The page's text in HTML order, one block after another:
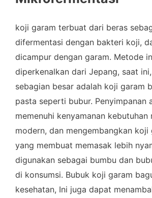
koji garam terbuat dari beras
difermentasi dengan bakteri koji,
dicampur dengan garam. Metode
diperkenalkan dari Jepang, saat
sebagian besar adalah koji garam
pasta seperti bubur. Penyimpanan
memenuhi kenyamanan kebutuhan
modern, dan mengembangkan koji
yang membuat memasak lebih
digunakan sebagai bumbu dan
di konsumsi. ​​Bubuk koji garam
kesehatan, Ini juga dapat